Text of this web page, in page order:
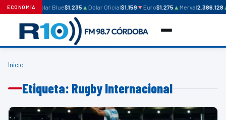
ECONOMÍA Dólar Blue$1.235▲ Dólar Oficial$1.159▼Euro$1.275▲ Merval2.386.128
Inicio
Etiqueta: Rugby Internacional